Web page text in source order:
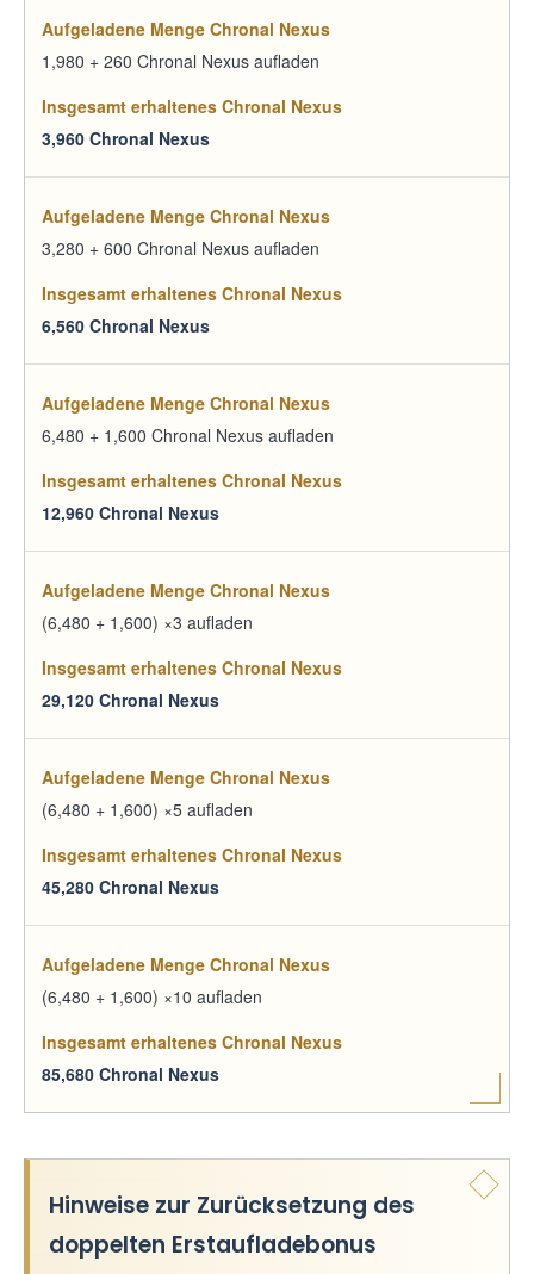
1,980 + 260 Chronal Nexus aufladen
3,960 Chronal Nexus
3,280 + 600 Chronal Nexus aufladen
6,560 Chronal Nexus
6,480 + 1,600 Chronal Nexus aufladen
12,960 Chronal Nexus
(6,480 + 1,600) ×3 aufladen
29,120 Chronal Nexus
(6,480 + 1,600) ×5 aufladen
45,280 Chronal Nexus
(6,480 + 1,600) ×10 aufladen
85,680 Chronal Nexus
Hinweise zur Zurücksetzung des
doppelten Erstaufladebonus